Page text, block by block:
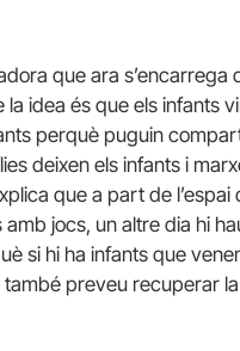
que ara
la idea és que els infants
perquè puguin
deixen els infants i
que a part de
jocs, un altre dia hi
si hi ha infants que
preveu recuperar